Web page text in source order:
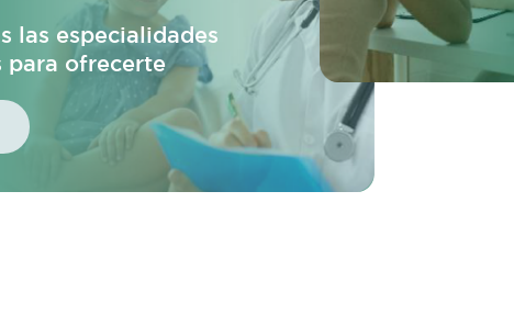
las especialidades
para ofrecerte